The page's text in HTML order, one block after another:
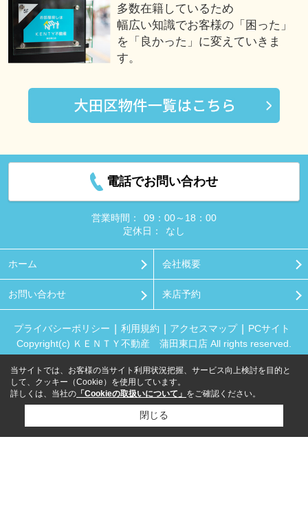
多数在籍しているため
幅広い知識でお客様の「困った」
を「良かった」に変えていきま
す。
電話でお問い合わせ
営業時間：
09：00～18：00
定休日：
なし
ホーム 会社概要
お問い合わせ 来店予約
プライバシーポリシー 利用規約 アクセスマップ
PCサイト
Copyright(c) ＫＥＮＴＹ不動産 蒲田東口店 All rights reserved.
当サイトでは、お客様の当サイト利用状況把握、サービス向上検討を目的と
して、クッキー（Cookie）を使用しています。
詳しくは、当社の 「Cookieの取扱いについて」 をご確認ください。
閉じる